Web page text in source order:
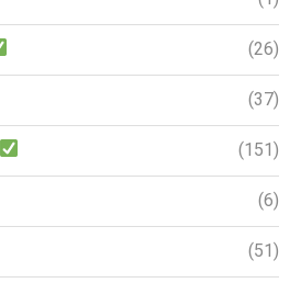
(26)
(37)
(151)
(6)
(51)